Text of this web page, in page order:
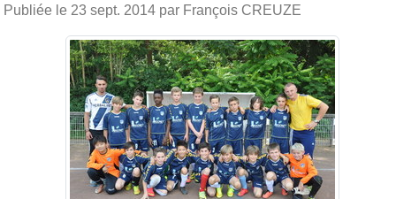
Publiée le 23 sept. 2014 par François CREUZE